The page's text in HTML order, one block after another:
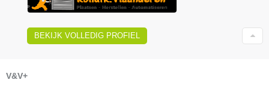
BEKIJK VOLLEDIG PROFIEL
V&V+